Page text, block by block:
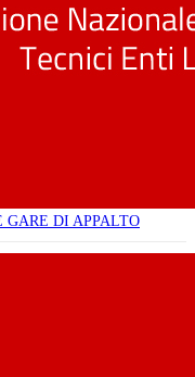
DI APPALTO